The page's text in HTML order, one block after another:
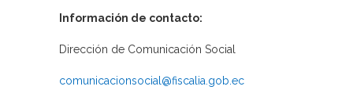
Información de contacto:
Dirección de Comunicación Social
comunicacionsocial@fiscalia.gob.ec